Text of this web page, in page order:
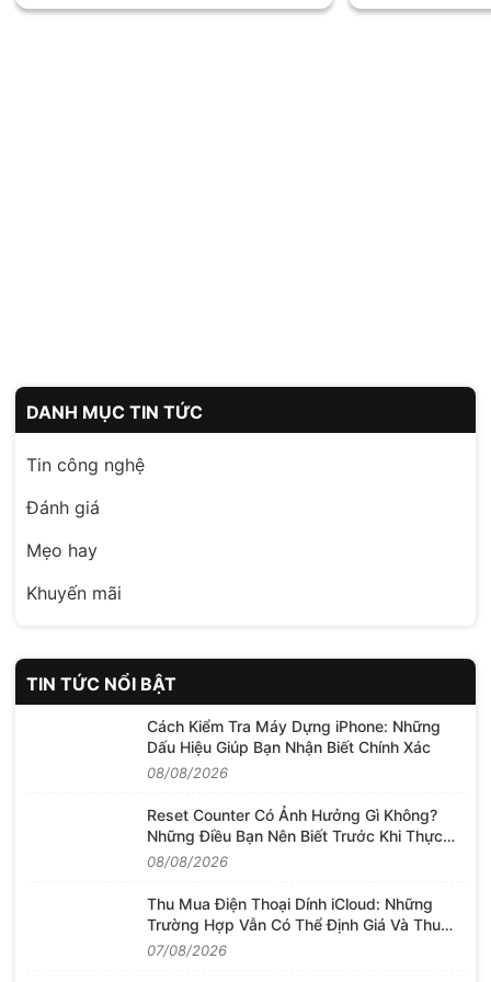
DANH MỤC TIN TỨC
Tin công nghệ
Đánh giá
Mẹo hay
Khuyến mãi
TIN TỨC NỔI BẬT
Cách Kiểm Tra Máy Dựng iPhone: Những
Dấu Hiệu Giúp Bạn Nhận Biết Chính Xác
08/08/2026
Reset Counter Có Ảnh Hưởng Gì Không?
Những Điều Bạn Nên Biết Trước Khi Thực
Hiện
08/08/2026
Thu Mua Điện Thoại Dính iCloud: Những
Trường Hợp Vẫn Có Thể Định Giá Và Thu
Mua
07/08/2026